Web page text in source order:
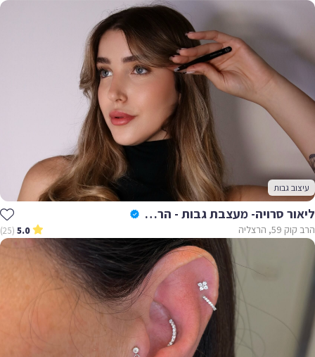
עיצוב גבות
ליאור סרויה- מעצבת גבות - הרצליה
הרב קוק 59, הרצליה 5.0
(25)